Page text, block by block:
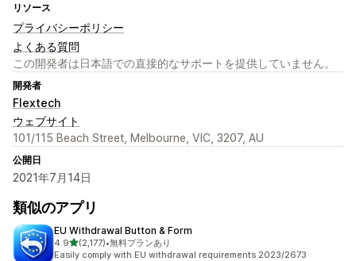
リソース
プライバシーポリシー
よくある質問
この開発者は日本語での直接的なサポートを提供していません。
開発者
Flextech
ウェブサイト
101/115 Beach Street, Melbourne, VIC, 3207, AU
公開日
2021年7月14日
類似のアプリ
EU Withdrawal Button & Form
4.95つ星中
(2,177)
合計レビュー数：2177件
•無料プランあり
Easily comply with EU withdrawal requirements 2023/2673